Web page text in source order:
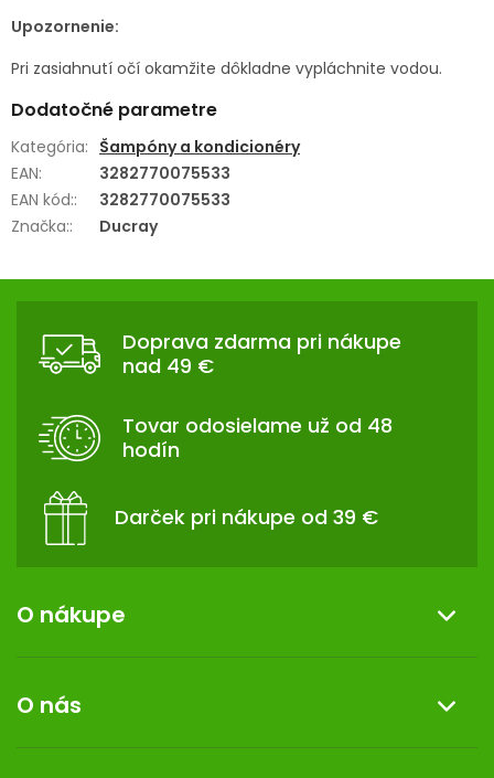
Upozornenie:
Pri zasiahnutí očí okamžite dôkladne vypláchnite vodou.
Dodatočné parametre
Kategória: Šampóny a kondicionéry
EAN:
3282770075533
EAN kód::
3282770075533
Značka:: Ducray
Z
Doprava zdarma pri nákupe
nad 49 €
Tovar odosielame už od 48
hodín
Darček pri nákupe od 39 €
O nákupe
Reklamácia a vrátenie tovaru
Doprava a platba
O nás